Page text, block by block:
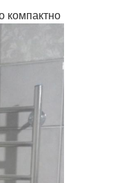
компактно